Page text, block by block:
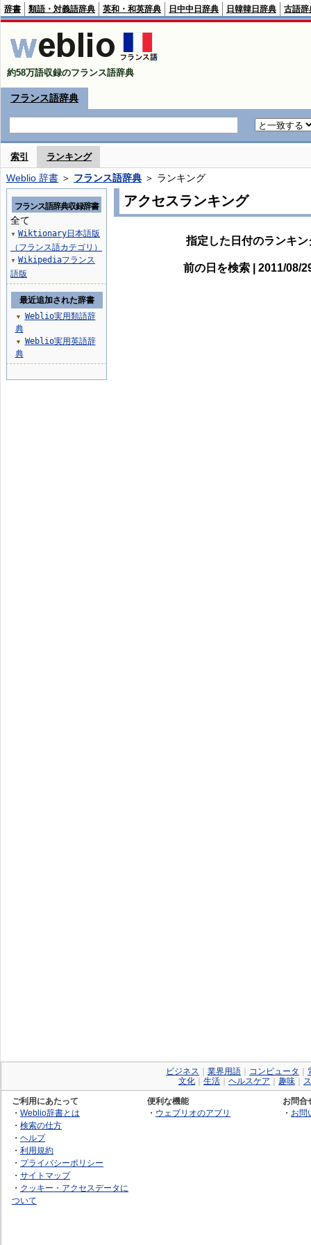
辞書 類語・対義語辞典 英和・和英辞典 日中中日辞典 日韓韓日辞典 古語辞
約58万語収録のフランス語辞典
フランス語辞典
索引 ランキング
Weblio 辞書 ＞ フランス語辞典 ＞ ランキング
アクセスランキング
指定した日付のランキ
前の日を検索 | 2011/08/
フランス語辞典収録辞書
全て
▼ Wiktionary日本語版
（フランス語カテゴリ）
▼ Wikipediaフランス
語版
最近追加された辞書
▼
Weblio実用類語辞
典
▼
Weblio実用英語辞
典
ビジネス 業界用語 コンピュータ
文化
生活 ヘルスケア 趣味
ご利用にあたって
・ Weblio辞書とは
・ 検索の仕方
・ ヘルプ
・ 利用規約
・ プライバシーポリシー
・ サイトマップ
・ クッキー・アクセスデータに
ついて
便利な機能
・ ウェブリオのアプリ
お問合
・ お問